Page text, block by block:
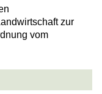
zur
vom